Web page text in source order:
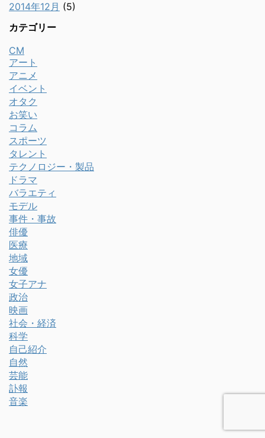
2014年12月 (5)
カテゴリー
CM
アート
アニメ
イベント
オタク
お笑い
コラム
スポーツ
タレント
テクノロジー・製品
ドラマ
バラエティ
モデル
事件・事故
俳優
医療
地域
女優
女子アナ
政治
映画
社会・経済
科学
自己紹介
自然
芸能
訃報
音楽